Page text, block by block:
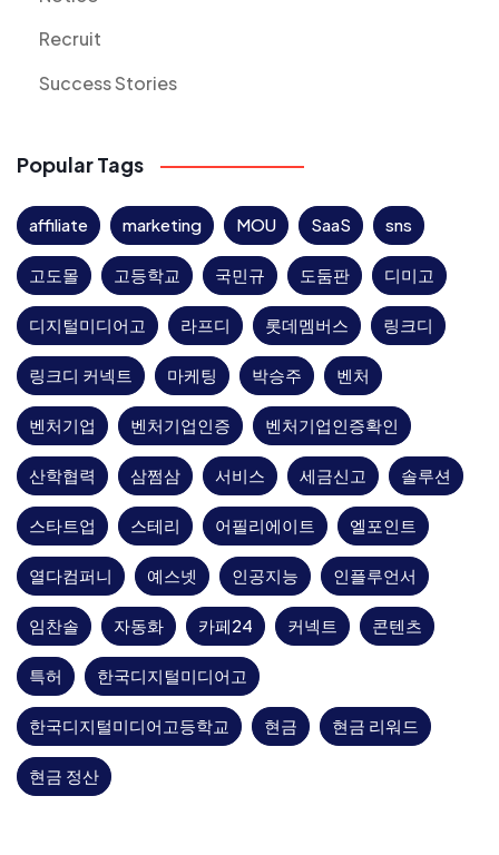
Recruit
Success Stories
Popular Tags
affiliate marketing MOU SaaS sns
고도몰 고등학교 국민규 도둠판 디미고
디지털미디어고 라프디 롯데멤버스 링크디
링크디 커넥트 마케팅 박승주 벤처
벤처기업 벤처기업인증 벤처기업인증확인
산학협력 삼쩜삼 서비스 세금신고 솔루션
스타트업 스테리 어필리에이트 엘포인트
열다컴퍼니 예스넷 인공지능 인플루언서
임찬솔 자동화 카페24 커넥트 콘텐츠
특허 한국디지털미디어고
한국디지털미디어고등학교 현금 현금 리워드
현금 정산